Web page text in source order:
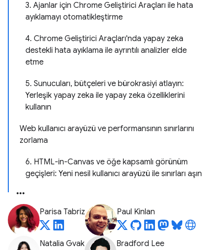
3. Ajanlar için Chrome Geliştirici Araçları ile hata
ayıklamayı otomatikleştirme
4. Chrome Geliştirici Araçları'nda yapay zeka
destekli hata ayıklama ile ayrıntılı analizler elde
etme
5. Sunucuları, bütçeleri ve bürokrasiyi atlayın:
Yerleşik yapay zeka ile yapay zeka özelliklerini
kullanın
Web kullanıcı arayüzü ve performansının sınırlarını
zorlama
6. HTML-in-Canvas ve öğe kapsamlı görünüm
geçişleri: Yeni nesil kullanıcı arayüzü ile sınırları aşın
Parisa Tabriz Paul Kinlan
Natalia Gvak Bradford Lee